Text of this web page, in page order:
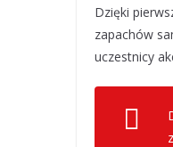
Dzięki
zapachów
uczestnicy